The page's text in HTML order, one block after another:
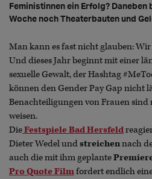
Feministinnen ein Erfolg?
Woche noch Theaterbauten und
Man kann es fast nicht glauben: Wir
Und dieses Jahr beginnt mit einer
sexuelle Gewalt, der Hashtag
können den Gender Pay Gap nicht
Benachteiligungen von Frauen
weisen.
DieFestspiele Bad Hersfeld
Dieter Wedel undstreichennach
auch die mit ihm geplante
Pro Quote Filmfordert endlich